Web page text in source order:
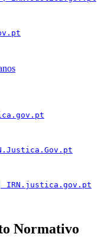
| IRN.justica.gov.pt
Normativo